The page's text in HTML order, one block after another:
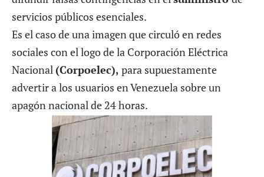
servicios públicos esenciales.
Es el caso de una imagen que circuló en redes
sociales con el logo de la Corporación Eléctrica
Nacional (Corpoelec), para supuestamente
advertir a los usuarios en Venezuela sobre un
apagón nacional de 24 horas.